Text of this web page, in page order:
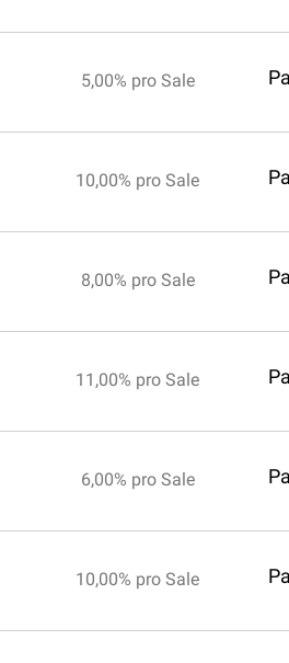
5,00% pro Sale
10,00% pro Sale
8,00% pro Sale
11,00% pro Sale
6,00% pro Sale
10,00% pro Sale